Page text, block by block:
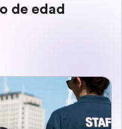
de edad